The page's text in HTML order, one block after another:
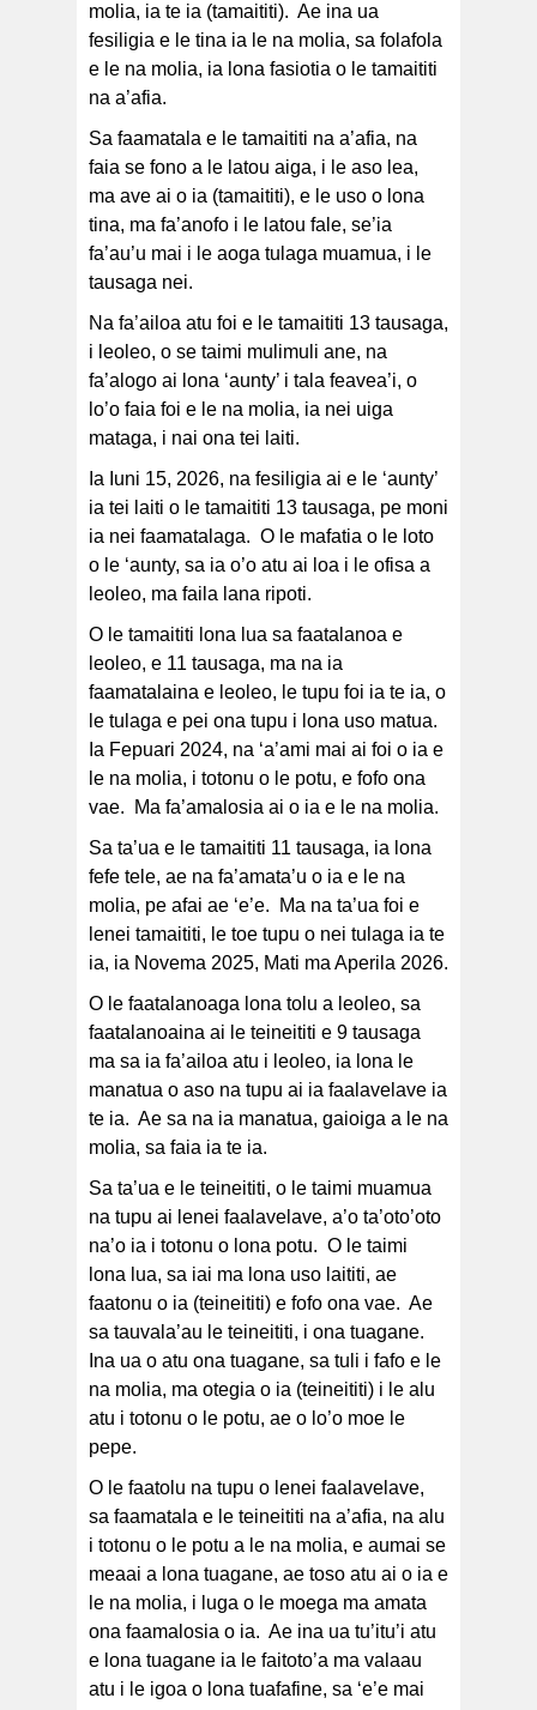
molia, ia te ia (tamaititi). Ae ina ua
fesiligia e le tina ia le na molia, sa folafola
e le na molia, ia lona fasiotia o le tamaititi
na a’afia.
Sa faamatala e le tamaititi na a’afia, na
faia se fono a le latou aiga, i le aso lea,
ma ave ai o ia (tamaititi), e le uso o lona
tina, ma fa’anofo i le latou fale, se’ia
fa’au’u mai i le aoga tulaga muamua, i le
tausaga nei.
Na fa’ailoa atu foi e le tamaititi 13 tausaga,
i leoleo, o se taimi mulimuli ane, na
fa’alogo ai lona ‘aunty’ i tala feavea’i, o
lo’o faia foi e le na molia, ia nei uiga
mataga, i nai ona tei laiti.
Ia Iuni 15, 2026, na fesiligia ai e le ‘aunty’
ia tei laiti o le tamaititi 13 tausaga, pe moni
ia nei faamatalaga. O le mafatia o le loto
o le ‘aunty, sa ia o’o atu ai loa i le ofisa a
leoleo, ma faila lana ripoti.
O le tamaititi lona lua sa faatalanoa e
leoleo, e 11 tausaga, ma na ia
faamatalaina e leoleo, le tupu foi ia te ia, o
le tulaga e pei ona tupu i lona uso matua.
Ia Fepuari 2024, na ‘a’ami mai ai foi o ia e
le na molia, i totonu o le potu, e fofo ona
vae. Ma fa’amalosia ai o ia e le na molia.
Sa ta’ua e le tamaititi 11 tausaga, ia lona
fefe tele, ae na fa’amata’u o ia e le na
molia, pe afai ae ‘e’e. Ma na ta’ua foi e
lenei tamaititi, le toe tupu o nei tulaga ia te
ia, ia Novema 2025, Mati ma Aperila 2026.
O le faatalanoaga lona tolu a leoleo, sa
faatalanoaina ai le teineititi e 9 tausaga
ma sa ia fa’ailoa atu i leoleo, ia lona le
manatua o aso na tupu ai ia faalavelave ia
te ia. Ae sa na ia manatua, gaioiga a le na
molia, sa faia ia te ia.
Sa ta’ua e le teineititi, o le taimi muamua
na tupu ai lenei faalavelave, a’o ta’oto’oto
na’o ia i totonu o lona potu. O le taimi
lona lua, sa iai ma lona uso laititi, ae
faatonu o ia (teineititi) e fofo ona vae. Ae
sa tauvala’au le teineititi, i ona tuagane.
Ina ua o atu ona tuagane, sa tuli i fafo e le
na molia, ma otegia o ia (teineititi) i le alu
atu i totonu o le potu, ae o lo’o moe le
pepe.
O le faatolu na tupu o lenei faalavelave,
sa faamatala e le teineititi na a’afia, na alu
i totonu o le potu a le na molia, e aumai se
meaai a lona tuagane, ae toso atu ai o ia e
le na molia, i luga o le moega ma amata
ona faamalosia o ia. Ae ina ua tu’itu’i atu
e lona tuagane ia le faitoto’a ma valaau
atu i le igoa o lona tuafafine, sa ‘e’e mai